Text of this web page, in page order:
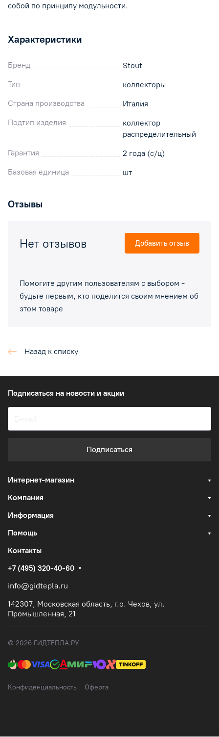
собой по принципу модульности.
Характеристики
Бренд
Stout
Тип
коллекторы
Страна производства
Италия
Подтип изделия
коллектор
распределительный
Гарантия
2 года (с/ц)
Базовая единица
шт
Отзывы
Помогите другим пользователям с выбором -
будьте первым, кто поделится своим мнением об
этом товаре
Нет отзывов Добавить отзыв
Назад к списку
Подписаться на новости и акции
Подписаться
Интернет-магазин
Компания
Информация
Помощь
Контакты
+7 (495) 320-40-60
info@gidtepla.ru
142307, Московская область, г.о. Чехов, ул.
Промышленная, 21
© 2026 ГИДТЕПЛА.РУ
Конфиденциальность Оферта